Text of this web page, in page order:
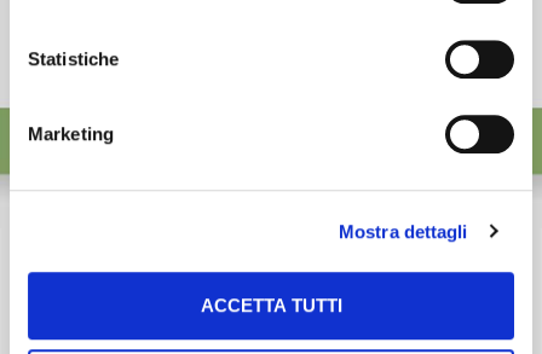
Statistiche
Marketing
Mostra dettagli
ACCETTA TUTTI